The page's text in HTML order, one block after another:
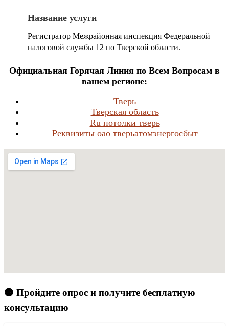
Название услуги
Регистратор Межрайонная инспекция Федеральной
налоговой службы 12 по Тверской области.
Официальная Горячая Линия по Всем Вопросам в
вашем регионе:
Тверь
Тверская область
Ru потолки тверь
Реквизиты оао тверьатомэнергосбыт
🟠 Пройдите опрос и получите бесплатную
консультацию